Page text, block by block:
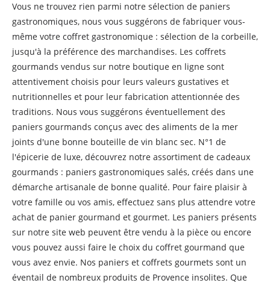
Vous ne trouvez rien parmi notre sélection de paniers
gastronomiques, nous vous suggérons de fabriquer vous-
même votre coffret gastronomique : sélection de la corbeille,
jusqu'à la préférence des marchandises. Les coffrets
gourmands vendus sur notre boutique en ligne sont
attentivement choisis pour leurs valeurs gustatives et
nutritionnelles et pour leur fabrication attentionnée des
traditions. Nous vous suggérons éventuellement des
paniers gourmands conçus avec des aliments de la mer
joints d'une bonne bouteille de vin blanc sec. N°1 de
l'épicerie de luxe, découvrez notre assortiment de cadeaux
gourmands : paniers gastronomiques salés, créés dans une
démarche artisanale de bonne qualité. Pour faire plaisir à
votre famille ou vos amis, effectuez sans plus attendre votre
achat de panier gourmand et gourmet. Les paniers présents
sur notre site web peuvent être vendu à la pièce ou encore
vous pouvez aussi faire le choix du coffret gourmand que
vous avez envie. Nos paniers et coffrets gourmets sont un
éventail de nombreux produits de Provence insolites. Que